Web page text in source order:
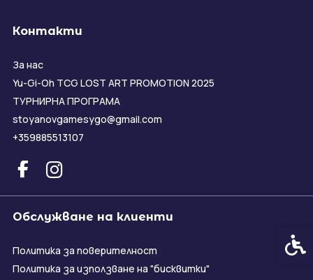
Контакти
За нас
Yu-Gi-Oh TCG LOST ART PROMOTION 2025
ТУРНИРНА ПРОГРАМА
stoyanovgamesygo@gmail.com
+359885513107
Обслужване на клиенти
Политика за поверителност
Политика за използване на "бисквитки"